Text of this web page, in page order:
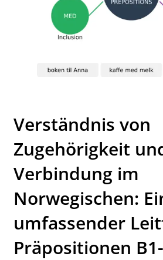
Verständnis von
Zugehörigkeit
Verbindung im
Norwegischen:
umfassender
Präpositionen